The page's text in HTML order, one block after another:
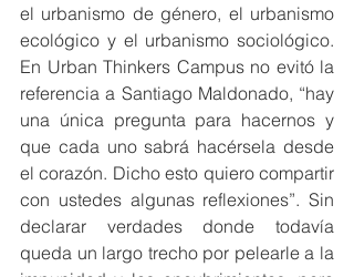
el urbanismo de género, el urbanismo
ecológico y el urbanismo sociológico.
En Urban Thinkers Campus no evitó la
referencia a Santiago Maldonado, “hay
una única pregunta para hacernos y
que cada uno sabrá hacérsela desde
el corazón. Dicho esto quiero compartir
con ustedes algunas reflexiones”. Sin
declarar verdades donde todavía
queda un largo trecho por pelearle a la